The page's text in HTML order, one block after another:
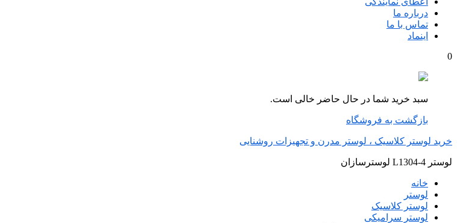
درباره ما
تماس با ما
اینماد
0
سبد خرید شما در حال حاضر خالی است.
بازگشت به فروشگاه
خرید لوستر کلاسیک ، لوستر مدرن و تجهیزات روشنایی
لوستر L1304-4 لوسترسازان
خانه
لوستر
لوستر کلاسیک
لوستر سرامیکی